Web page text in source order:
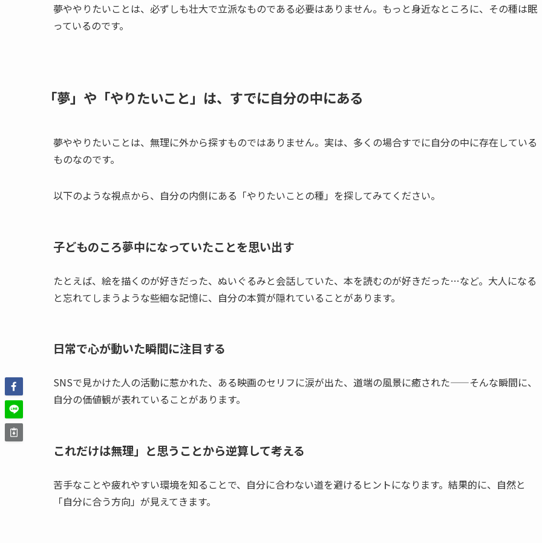
夢ややりたいことは、必ずしも壮大で立派なものである必要はありません。もっと身近なところに、その種は眠
っているのです。
「夢」や「やりたいこと」は、すでに自分の中にある
夢ややりたいことは、無理に外から探すものではありません。実は、多くの場合すでに自分の中に存在している
ものなのです。
以下のような視点から、自分の内側にある「やりたいことの種」を探してみてください。
子どものころ夢中になっていたことを思い出す
たとえば、絵を描くのが好きだった、ぬいぐるみと会話していた、本を読むのが好きだった…など。大人になる
と忘れてしまうような些細な記憶に、自分の本質が隠れていることがあります。
日常で心が動いた瞬間に注目する
SNSで見かけた人の活動に惹かれた、ある映画のセリフに涙が出た、道端の風景に癒された——そんな瞬間に、
自分の価値観が表れていることがあります。
これだけは無理」と思うことから逆算して考える
苦手なことや疲れやすい環境を知ることで、自分に合わない道を避けるヒントになります。結果的に、自然と
「自分に合う方向」が見えてきます。